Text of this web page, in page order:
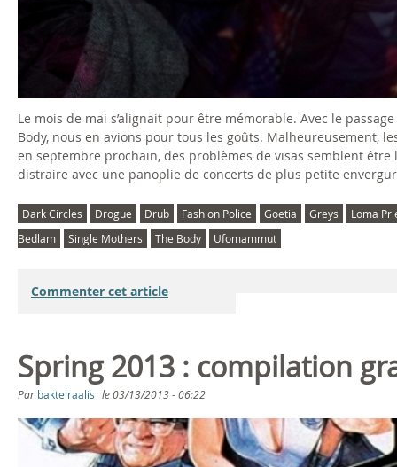
Le mois de mai s’alignait pour être mémorable. Avec le
Body, nous en avions pour tous les goûts. Malheureusement,
en septembre prochain, des problèmes de visas semblent
distraire avec une panoplie de concerts de plus petite
Dark Circles Drogue Drub Fashion Police Goetia Greys
Loma
Bedlam
Single Mothers The Body Ufomammut
Commenter cet article
Spring 2013 : compilation
Par baktelraalis le03/13/2013 - 06:22